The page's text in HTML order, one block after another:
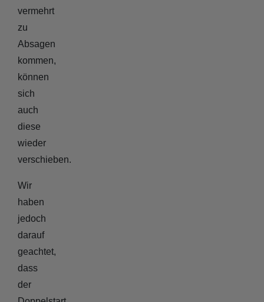
vermehrt
zu
Absagen
kommen,
können
sich
auch
diese
wieder
verschieben.
Wir
haben
jedoch
darauf
geachtet,
dass
der